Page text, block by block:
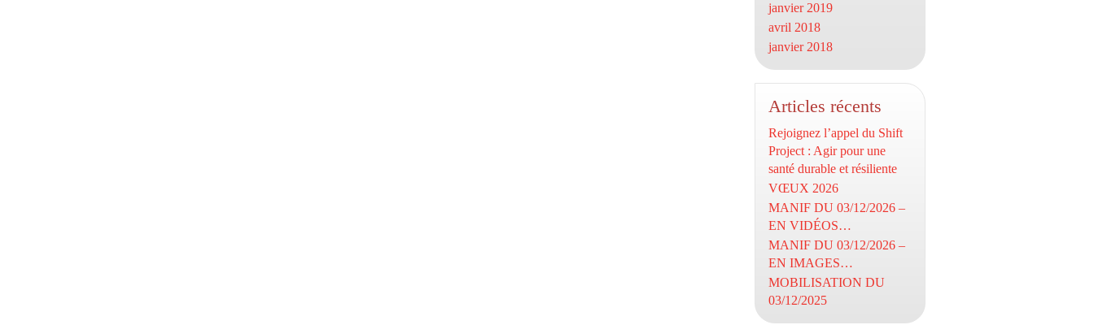
janvier 2019
avril 2018
janvier 2018
Articles récents
Rejoignez l’appel du Shift
Project : Agir pour une
santé durable et résiliente
VŒUX 2026
MANIF DU 03/12/2026 –
EN VIDÉOS…
MANIF DU 03/12/2026 –
EN IMAGES…
MOBILISATION DU
03/12/2025